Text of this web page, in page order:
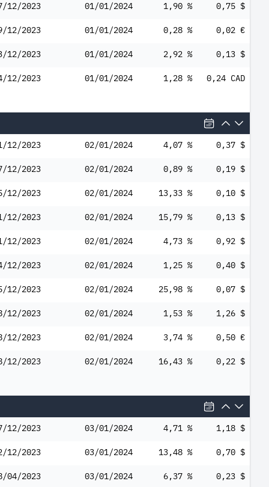
12/2023 01/01/2024 1,90 % 0,75 $
12/2023 01/01/2024 0,28 % 0,02 €
12/2023 01/01/2024 2,92 % 0,13 $
12/2023 01/01/2024 1,28 % 0,24 CAD
12/2023 02/01/2024 4,07 % 0,37 $
12/2023 02/01/2024 0,89 % 0,19 $
12/2023 02/01/2024 13,33 % 0,10 $
12/2023 02/01/2024 15,79 % 0,13 $
12/2023 02/01/2024 4,73 % 0,92 $
12/2023 02/01/2024 1,25 % 0,40 $
12/2023 02/01/2024 25,98 % 0,07 $
12/2023 02/01/2024 1,53 % 1,26 $
12/2023 02/01/2024 3,74 % 0,50 €
12/2023 02/01/2024 16,43 % 0,22 $
12/2023 03/01/2024 4,71 % 1,18 $
12/2023 03/01/2024 13,48 % 0,70 $
04/2023 03/01/2024 6,37 % 0,23 $